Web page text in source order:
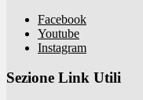
Facebook
Youtube
Instagram
Sezione Link Utili